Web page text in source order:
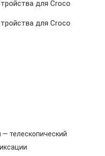
телескопический